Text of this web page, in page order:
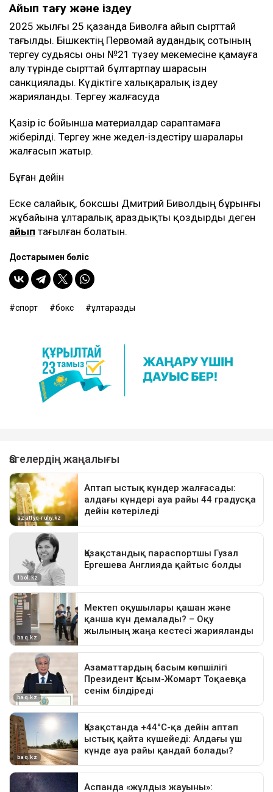
Айып тағу және іздеу
2025 жылғы 25 қазанда Биволға айып сырттай
тағылды. Бішкектің Первомай аудандық сотының
тергеу судьясы оны №21 түзеу мекемесіне қамауға
алу түрінде сырттай бұлтартпау шарасын
санкциялады. Күдіктіге халықаралық іздеу
жарияланды. Тергеу жалғасуда
Қазір іс бойынша материалдар сараптамаға
жіберілді. Тергеу және жедел-іздестіру шаралары
жалғасып жатыр.
Бұған дейін
Еске салайық, боксшы Дмитрий Биволдың бұрынғы
жұбайына ұлтаралық араздықты қоздырды деген
айып тағылған болатын.
Достарыңмен бөліс
спорт бокс ұлтараздық